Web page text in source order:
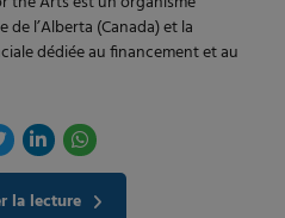
l’Alberta (Canada) et la
dédiée au financement et au
la lecture